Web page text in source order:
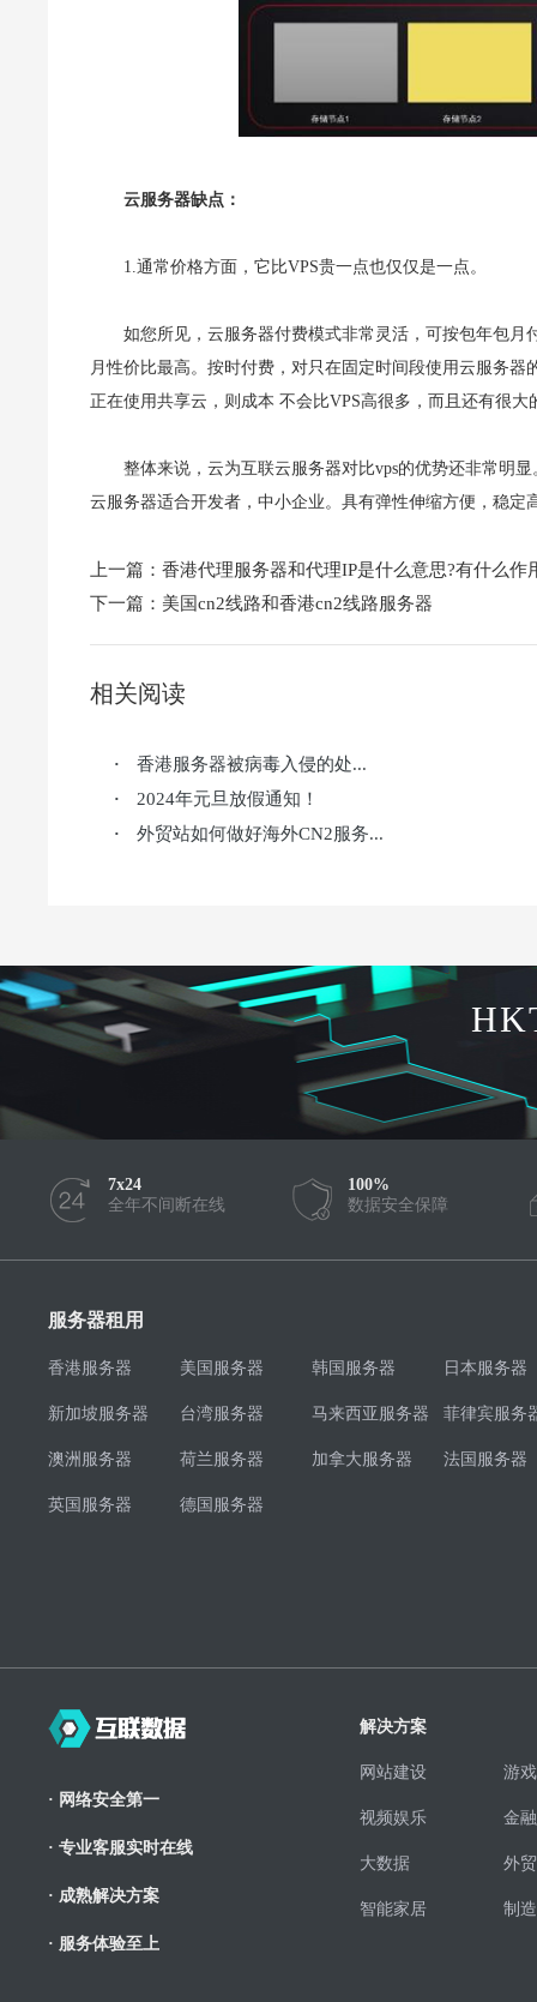
云服务器缺点：
1.通常价格方面，它比VPS贵一点也仅仅是一点。
如您所见，云服务器付费模式非常灵活，可按包年包
月性价比最高。按时付费，对只在固定时间段使用云服务
正在使用共享云，则成本 不会比VPS高很多，而且还有很大
整体来说，云为互联云服务器对比vps的优势还非常明
云服务器适合开发者，中小企业。具有弹性伸缩方便，稳定
上一篇： 香港代理服务器和代理IP是什么意思?有什么作
下一篇： 美国cn2线路和香港cn2线路服务器
相关阅读
· 香港服务器被病毒入侵的处...
· 2024年元旦放假通知！
· 外贸站如何做好海外CN2服务...
7x24
全年不间断在线
100%
数据安全保障
服务器租用
香港服务器 美国服务器 韩国服务器 日本服务器
新加坡服务器 台湾服务器 马来西亚服务器 菲律宾服务
澳洲服务器 荷兰服务器 加拿大服务器 法国服务器
英国服务器 德国服务器
· 网络安全第一
· 专业客服实时在线
· 成熟解决方案
· 服务体验至上
解决方案
网站建设 游
视频娱乐 金
大数据 外
智能家居 制